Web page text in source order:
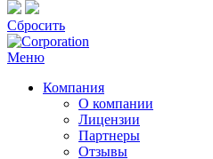
Сбросить
Меню
Компания
О компании
Лицензии
Партнеры
Отзывы